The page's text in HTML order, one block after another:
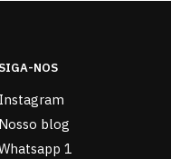
SIGA-NOS
Instagram
Nosso blog
1